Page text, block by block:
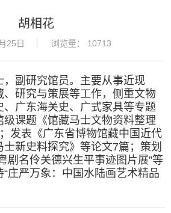
胡相花
25日 浏览量： 10713
，副研究馆员。主要从事近现
研究与策展等工作，侧重文物
广东海关史、广式家具等专题
课题《馆藏马士文物资料整理
发表《广东省博物馆藏中国近代
新史料探究》等论文7篇；策划
剧名伶关德兴生平事迹图片展”等
庄严万象：中国水陆画艺术精品